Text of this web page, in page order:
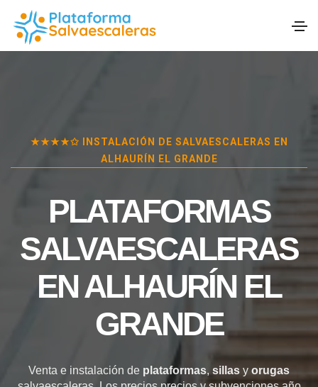
★★★★✩ INSTALACIÓN DE SALVAESCALERAS EN
ALHAURÍN EL GRANDE
PLATAFORMAS
SALVAESCALERAS
ENALHAURÍN EL
GRANDE
Venta e instalación de plataformas, sillas y orugas